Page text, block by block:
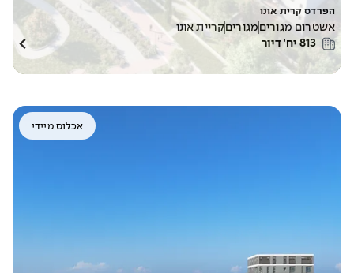
הפרדס קרית אונו
אשטרום מגורים מגוריםקריית אונו
813 יח׳ דיור
אכלוס מיידי